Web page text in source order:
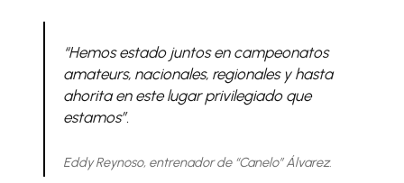
“Hemos estado juntos en campeonatos
amateurs, nacionales, regionales y hasta
ahorita en este lugar privilegiado que
estamos”.
Eddy Reynoso, entrenador de “Canelo” Álvarez.